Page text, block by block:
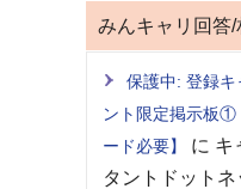
みんキャリ回答/
保護中: 登録キ
ント限定掲示板①
ード必要】
に キ
タントドットネ